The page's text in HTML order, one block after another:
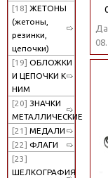
[18] ЖЕТОНЫ
(жетоны,
резинки,
цепочки)
[19] ОБЛОЖКИ
И ЦЕПОЧКИ К
НИМ
[20] ЗНАЧКИ
МЕТАЛЛИЧЕСКИЕ
[21] МЕДАЛИ
[22] ФЛАГИ
[23]
ШЕЛКОГРАФИЯ